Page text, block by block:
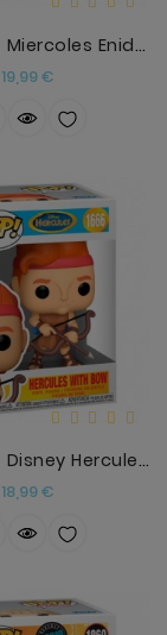
Figura POP Miercoles Enid Sinclair De Blanco
19,99 €Precio
Figura POP Disney Hercules - Hercules With Bow
18,99 €Precio